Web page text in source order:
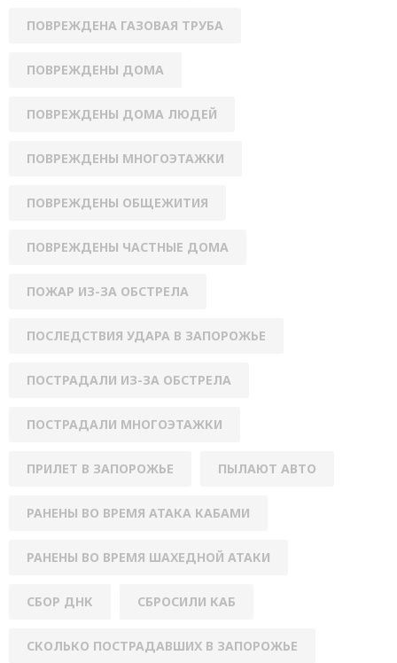
ПОВРЕЖДЕНА ГАЗОВАЯ ТРУБА
ПОВРЕЖДЕНЫ ДОМА
ПОВРЕЖДЕНЫ ДОМА ЛЮДЕЙ
ПОВРЕЖДЕНЫ МНОГОЭТАЖКИ
ПОВРЕЖДЕНЫ ОБЩЕЖИТИЯ
ПОВРЕЖДЕНЫ ЧАСТНЫЕ ДОМА
ПОЖАР ИЗ-ЗА ОБСТРЕЛА
ПОСЛЕДСТВИЯ УДАРА В ЗАПОРОЖЬЕ
ПОСТРАДАЛИ ИЗ-ЗА ОБСТРЕЛА
ПОСТРАДАЛИ МНОГОЭТАЖКИ
ПРИЛЕТ В ЗАПОРОЖЬЕ ПЫЛАЮТ АВТО
РАНЕНЫ ВО ВРЕМЯ АТАКА КАБАМИ
РАНЕНЫ ВО ВРЕМЯ ШАХЕДНОЙ АТАКИ
СБОР ДНК СБРОСИЛИ КАБ
СКОЛЬКО ПОСТРАДАВШИХ В ЗАПОРОЖЬЕ